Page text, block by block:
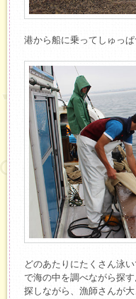
港から船に乗ってしゅっぱ
どのあたりにたくさん泳
で海の中を調べながら探す
探しながら、漁師さんが